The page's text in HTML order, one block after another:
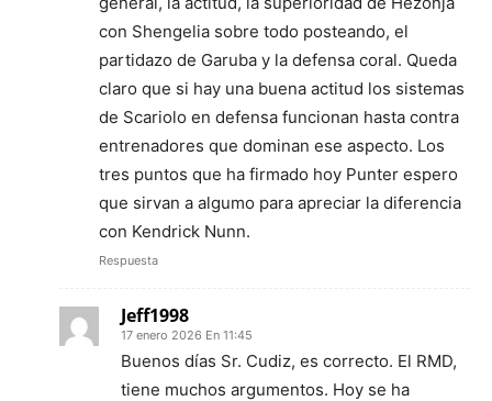
con Shengelia sobre todo posteando, el
partidazo de Garuba y la defensa coral. Queda
claro que si hay una buena actitud los sistemas
de Scariolo en defensa funcionan hasta contra
entrenadores que dominan ese aspecto. Los
tres puntos que ha firmado hoy Punter espero
que sirvan a algumo para apreciar la diferencia
con Kendrick Nunn.
Respuesta
Jeff1998
17 enero 2026 En 11:45
Buenos días Sr. Cudiz, es correcto. El RMD,
tiene muchos argumentos. Hoy se ha